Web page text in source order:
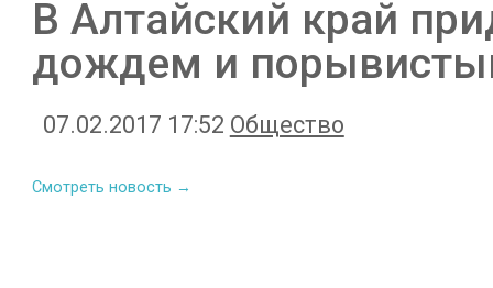
В Алтайский край
дождем и
07.02.2017 17:52 Общество
Смотреть новость →